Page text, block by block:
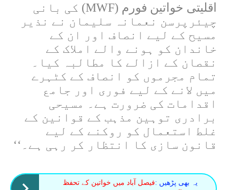
اقلیتی خواتین فورم (MWF) کی بانی
چیئرپرسن نعمانہ سلیمان نے نذیر
مسیح کے لیے انصاف اور ان کے
خاندان کو ہونے والے املاک کے
نقصان کے ازالے کا مطالبہ کیا۔
تمام مجرموں کو انصاف کے کٹہرے
میں لانے کے لیے فوری اور جامع
اقدامات کی ضرورت ہے۔ مسیحی
برادری توہین مذہب کے قوانین کے
غلط استعمال کو روکنے کے لیے
قانون سازی کا انتظار کر رہی ہے۔ ‘‘
یہ بھی پڑھیں :فیصل آباد میں خواتین کے تحفظ